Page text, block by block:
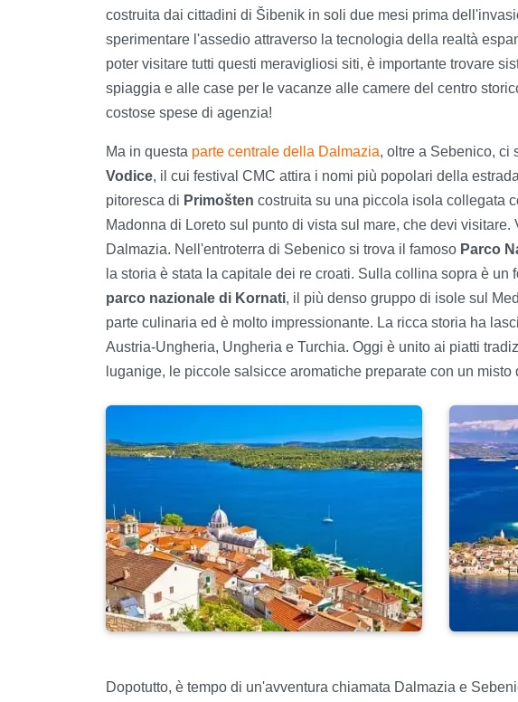
costruita dai cittadini di Šibenik in soli due mesi prima
sperimentare l'assedio attraverso la tecnologia della realtà
poter visitare tutti questi meravigliosi siti, è importante trovare
spiaggia e alle case per le vacanze alle camere del centro
costose spese di agenzia!
Ma in questa parte centrale della Dalmazia, oltre a Sebenico, ci
Vodice, il cui festival CMC attira i nomi più popolari della
pitoresca di Primošten costruita su una piccola isola collegata
Madonna di Loreto sul punto di vista sul mare, che devi
Dalmazia. Nell'entroterra di Sebenico si trova il famoso Parco
la storia è stata la capitale dei re croati. Sulla collina sopra è
parco nazionale di Kornati, il più denso gruppo di isole sul
parte culinaria ed è molto impressionante. La ricca storia ha
Austria-Ungheria, Ungheria e Turchia. Oggi è unito ai piatti
luganige, le piccole salsicce aromatiche preparate con un
Dopotutto, è tempo di un'avventura chiamata Dalmazia e